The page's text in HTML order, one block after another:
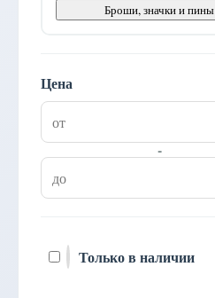
Броши, значки и пины
Цена
-
Только в наличии